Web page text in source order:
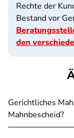
Rechte der
Bestand vor
den
Gerichtliches
Mahnbescheid?